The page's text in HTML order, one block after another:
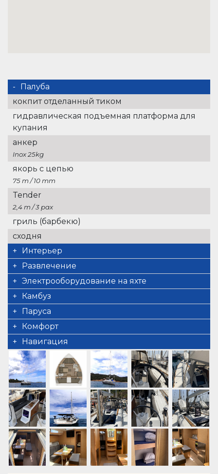
Палуба
кокпит отделанный тиком
гидравлическая подъемная платформа для
купания
анкер
Inox 25kg
якорь с цепью
75 m / 10 mm
Tender
2,4 m / 3 pax
гриль (барбекю)
сходня
Интерьер
биотуалет (3)
Развлечение
подводный свет (2)
ђадио
Bluetooth
внешние громкоговорители
Электрооборудование на яхте
обратный преобразователь
200 W
обслуживаемый аккумулятор.сервисная
батарея
520 A
солнечные батареи
360 W
зарядное устройство для батареи (2)
115 A/h
Камбуз
морозильник
65 lt
Холодильник
95 lt
раковина
водоочистная установка
микроволновая печь
Паруса
электрическая лебедка
Комфорт
подушки кокпита
Навигация
GPS картплоттер в кокпите